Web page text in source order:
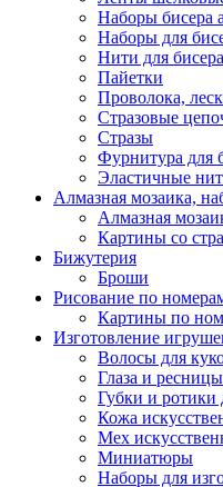
Наборы бисера
Наборы для
Нити для
Пайетки
Проволока,
Стразовые
Стразы
Фурнитура для
Эластичные
Алмазная мозаика,
Алмазная
Картины co
Бижутерия
Броши
Рисование по
Картины по
Изготовление
Волосы для
Глаза и
Губки и ротики
Кожа
Мех
Миниатюры
Наборы для